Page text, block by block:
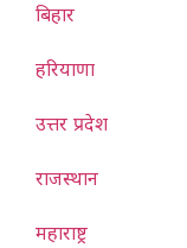
बिहार
हरियाणा
उत्तर प्रदेश
राजस्थान
महाराष्ट्र